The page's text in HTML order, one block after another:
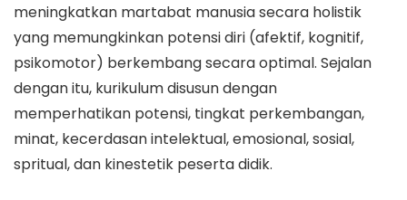
meningkatkan martabat manusia secara holistik
yang memungkinkan potensi diri (afektif, kognitif,
psikomotor) berkembang secara optimal. Sejalan
dengan itu, kurikulum disusun dengan
memperhatikan potensi, tingkat perkembangan,
minat, kecerdasan intelektual, emosional, sosial,
spritual, dan kinestetik peserta didik.